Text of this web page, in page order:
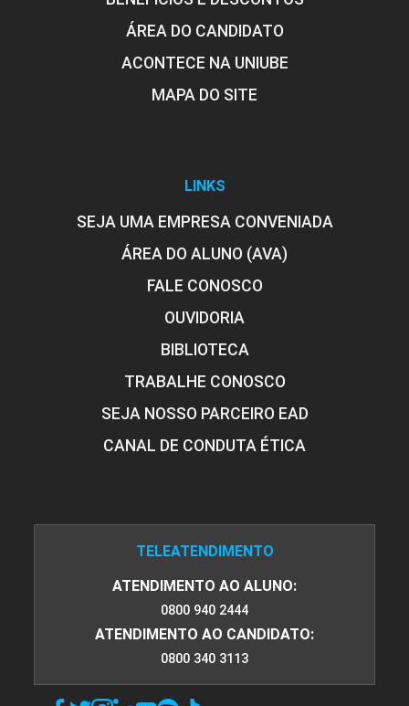
ÁREA DO CANDIDATO
ACONTECE NA UNIUBE
MAPA DO SITE
LINKS
SEJA UMA EMPRESA CONVENIADA
ÁREA DO ALUNO (AVA)
FALE CONOSCO
OUVIDORIA
BIBLIOTECA
TRABALHE CONOSCO
SEJA NOSSO PARCEIRO EAD
CANAL DE CONDUTA ÉTICA
TELEATENDIMENTO
ATENDIMENTO AO ALUNO:
0800 940 2444
ATENDIMENTO AO CANDIDATO:
0800 340 3113